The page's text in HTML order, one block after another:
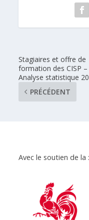
Stagiaires et offre de
formation des CISP –
Analyse statistique
PRÉCÉDENT
Avec le soutien de la :